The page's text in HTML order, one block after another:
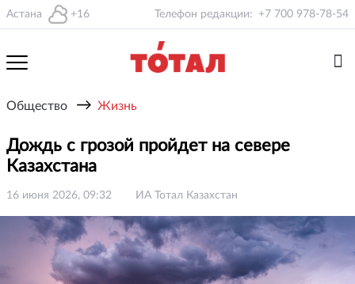
Астана +16 Телефон редакции: +7 700 978-78-54
Общество → Жизнь
Дождь с грозой пройдет на севере
Казахстана
16 июня 2026, 09:32 ИА Тотал Казахстан